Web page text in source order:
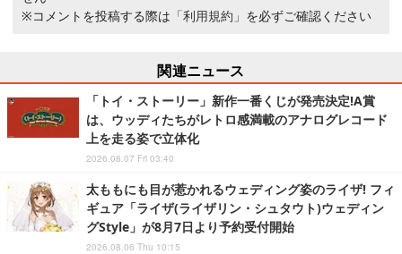
※コメントを投稿する際は 「利用規約」 を必ずご確認ください
関連ニュース
「トイ・ストーリー」新作一番くじが発売決定!A賞
は、ウッディたちがレトロ感満載のアナログレコード
上を走る姿で立体化
2026.08.07 Fri 03:40
太ももにも目が惹かれるウェディング姿のライザ! フィ
ギュア「ライザ(ライザリン・シュタウト)ウェディン
グStyle」が8月7日より予約受付開始
2026.08.06 Thu 10:15